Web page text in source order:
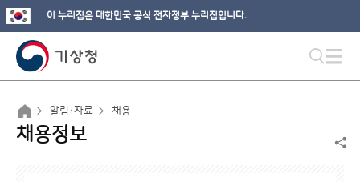
이 누리집은 대한민국 공식 전자정부 누리집입니다.
알림·자료 채용
채용정보